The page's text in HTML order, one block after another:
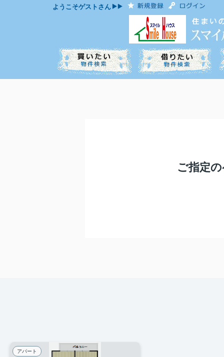
ようこそゲスト さん
ご指定
アパート